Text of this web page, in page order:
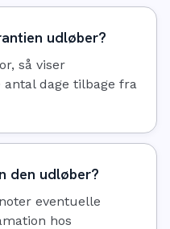
udløber?
så viser
dage tilbage fra
den udløber?
eventuelle
hos